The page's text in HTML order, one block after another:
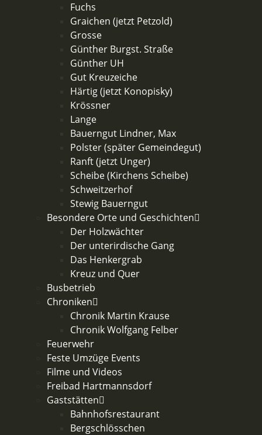
Fuchs
Graichen (jetzt Petzold)
Grosse
Günther Burgst. Straße
Günther UH
Gut Kreuzeiche
Härtig (jetzt Konopisky)
Krössner
Lange
Bauerngut Lindner, Max
Polster (später Gemeindegut)
Ranft (jetzt Unger)
Scheibe (Kirchens Scheibe)
Schweitzerhof
Stewig Bauerngut
Besondere Orte und Geschichten
Der Holzwächter
Der unterirdische Gang
Das Henkergrab
Kreuz und Quer
Busbetrieb
Chroniken
Chronik Martin Krause
Chronik Wolfgang Felber
Feuerwehr
Feste Umzüge Events
Filme und Videos
Freibad Hartmannsdorf
Gaststätten
Bahnhofsrestaurant
Bergschlösschen